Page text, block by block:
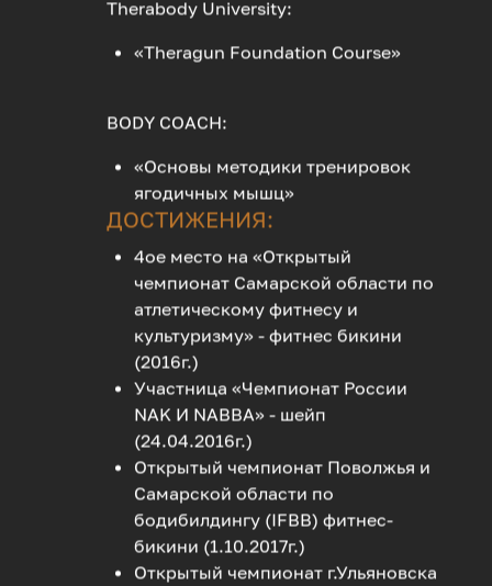
Therabody University:
«Theragun Foundation Course»
BODY COACH:
«Основы методики тренировок
ягодичных мышц»
ДОСТИЖЕНИЯ:
4ое место на «Открытый
чемпионат Самарской области по
атлетическому фитнесу и
культуризму» - фитнес бикини
(2016г.)
Участница «Чемпионат России
NAK И NABBA» - шейп
(24.04.2016г.)
Открытый чемпионат Поволжья и
Самарской области по
бодибилдингу (IFBB) фитнес-
бикини (1.10.2017г.)
Открытый чемпионат г.Ульяновска